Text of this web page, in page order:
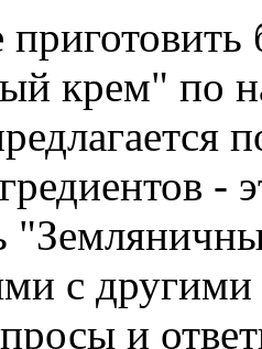
крем" по
-
с
и